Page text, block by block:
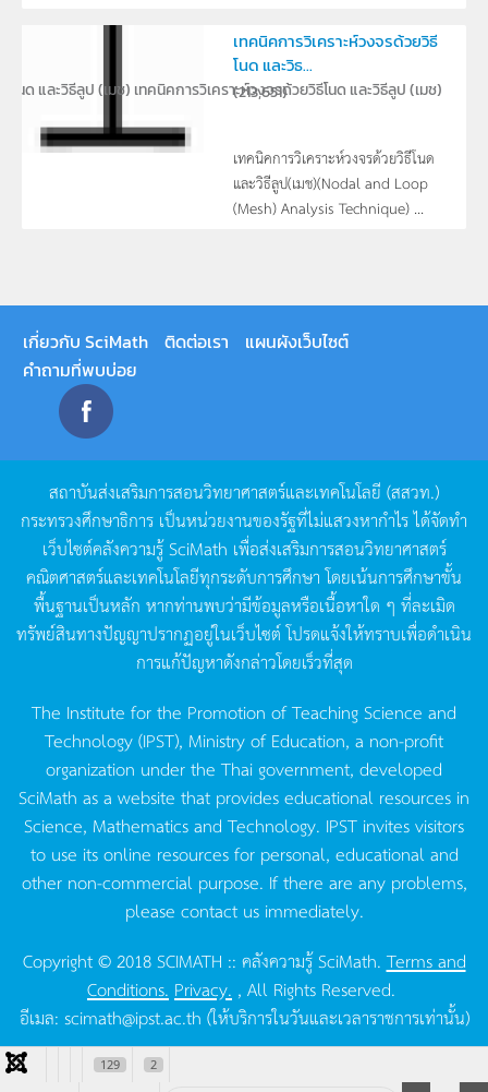
เทคนิคการวิเคราะห์วงจรด้วยวิธี
โนด และวิธ...
(213,651)
โนด และวิธีลูป (เมช) เทคนิคการวิเคราะห์วงจรด้วยวิธีโนด และวิธีลูป (เมช)
เทคนิคการวิเคราะห์วงจรด้วยวิธีโนด
และวิธีลูป(เมช)(Nodal and Loop
(Mesh) Analysis Technique) ...
เกี่ยวกับ SciMath ติดต่อเรา
แผนผังเว็บไซต์
คำถามที่พบบ่อย
สถาบันส่งเสริมการสอนวิทยาศาสตร์และเทคโนโลยี (สสวท.)
กระทรวงศึกษาธิการ เป็นหน่วยงานของรัฐที่ไม่แสวงหากำไรได้จัดทำ
เว็บไซต์คลังความรู้SciMath เพื่อส่งเสริมการสอนวิทยาศาสตร์
คณิตศาสตร์และเทคโนโลยีทุกระดับการศึกษา โดยเน้นการศึกษาขั้น
พื้นฐานเป็นหลัก หากท่านพบว่ามีข้อมูลหรือเนื้อหาใด ๆ ที่ละเมิด
ทรัพย์สินทางปัญญาปรากฏอยู่ในเว็บไซต์โปรดแจ้งให้ทราบเพื่อดำเนิน
การแก้ปัญหาดังกล่าวโดยเร็วที่สุด
The Institute for the Promotion of Teaching Science and
Technology (IPST), Ministry of Education, a non-profit
organization under the Thai government, developed
SciMath as a website that provides educational resources in
Science, Mathematics and Technology. IPST invites visitors
to use its online resources for personal, educational and
other non-commercial purpose. If there are any problems,
please contact us immediately.
Copyright © 2018 SCIMATH :: คลังความรู้ SciMath.Terms and
Conditions. Privacy. , All Rights Reserved.
อีเมล: scimath@ipst.ac.th (ให้บริการในวันและเวลาราชการเท่านั้น)
129 2